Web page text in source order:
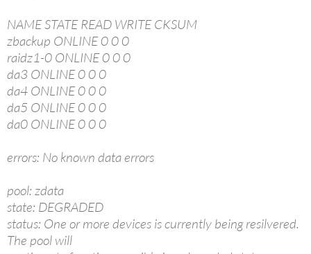
NAME STATE READ WRITE CKSUM
zbackup ONLINE 0 0 0
raidz1-0 ONLINE 0 0 0
da3 ONLINE 0 0 0
da4 ONLINE 0 0 0
da5 ONLINE 0 0 0
da0 ONLINE 0 0 0
errors: No known data errors
pool: zdata
state: DEGRADED
status: One or more devices is currently being resilvered.
The pool will